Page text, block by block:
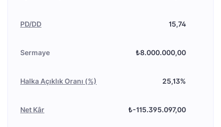
PD/DD 15,74
Sermaye ₺8.000.000,00
Halka Açıklık Oranı (%) 25,13%
Net Kâr ₺-115.395.097,00